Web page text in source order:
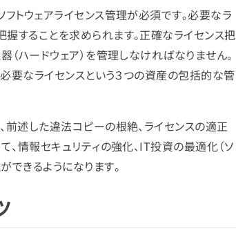
トウェアライセンス管理が必須です。必要なラ
することを求められます。正確なライセンス把
ハードウェア）を管理しなければなりません。
要なライセンスという３つの資産の包括的な管
述した違法コピーの根絶、ライセンスの適正
情報セキュリティの強化、IT投資の最適化（ソ
できるようになります。